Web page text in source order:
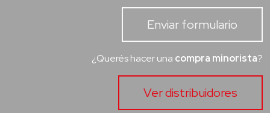
Enviar formulario
¿Querés hacer una compra minorista?
Ver distribuidores